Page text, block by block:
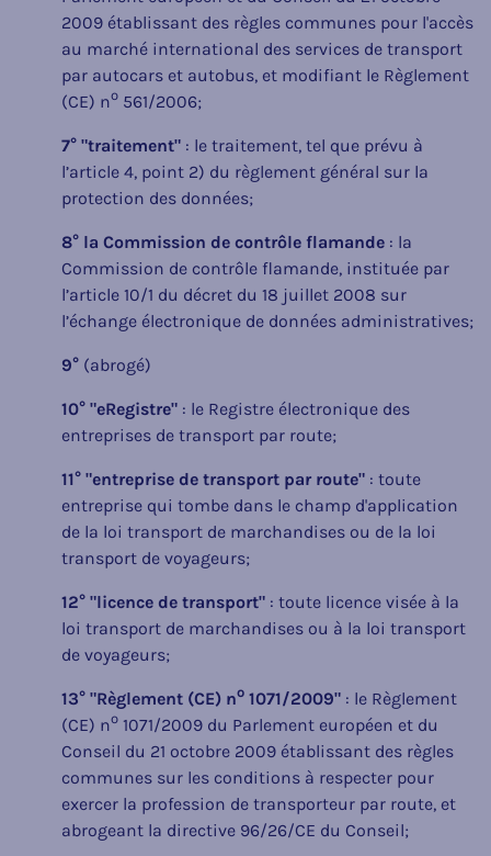
2009 établissant des règles communes pour l'accès
au marché international des services de transport
par autocars et autobus, et modifiant le Règlement
(CE) no 561/2006;
7° "traitement" : le traitement, tel que prévu à
l’article 4, point 2) du règlement général sur la
protection des données;
8° la Commission de contrôle flamande : la
Commission de contrôle flamande, instituée par
l’article 10/1 du décret du 18 juillet 2008 sur
l’échange électronique de données administratives;
9° (abrogé)
10° "eRegistre" : le Registre électronique des
entreprises de transport par route;
11° "entreprise de transport par route" : toute
entreprise qui tombe dans le champ d'application
de la loi transport de marchandises ou de la loi
transport de voyageurs;
12° "licence de transport" : toute licence visée à la
loi transport de marchandises ou à la loi transport
de voyageurs;
13° "Règlement (CE) no 1071/2009" : le Règlement
(CE) no 1071/2009 du Parlement européen et du
Conseil du 21 octobre 2009 établissant des règles
communes sur les conditions à respecter pour
exercer la profession de transporteur par route, et
abrogeant la directive 96/26/CE du Conseil;